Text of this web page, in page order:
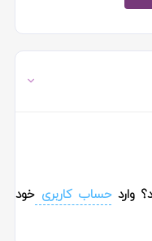
واردحساب کاربریخود